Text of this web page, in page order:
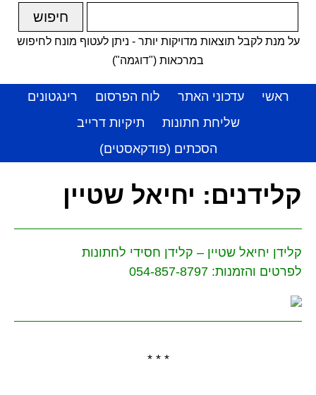
על מנת לקבל תוצאות מדויקות יותר - ניתן לעטוף מונח לחיפוש
במרכאות ("דוגמה")
ראשי עדכוני האתר לוח הפרסום
רינגטונים
שליחת חתונות
תיקיות דרייב
הסכתים (פודקאסטים)
קלידנים: יחיאל שטיין
קלידן יחיאל שטיין – קלידן חסידי לחתונות
לפרטים והזמנות: 054-857-8797
* * *